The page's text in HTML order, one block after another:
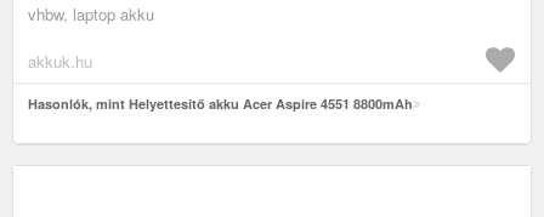
vhbw, laptop akku
akkuk.hu
Hasonlók, mint Helyettesítő akku Acer Aspire 4551 8800mAh